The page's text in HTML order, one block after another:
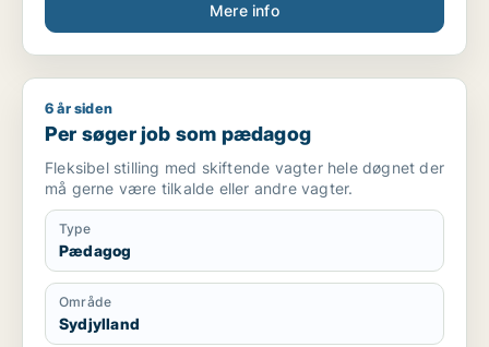
Mere info
Per søger job som pædagog
6 år siden
Per søger job som pædagog
Fleksibel stilling med skiftende vagter hele døgnet der
må gerne være tilkalde eller andre vagter.
Type
Pædagog
Område
Sydjylland